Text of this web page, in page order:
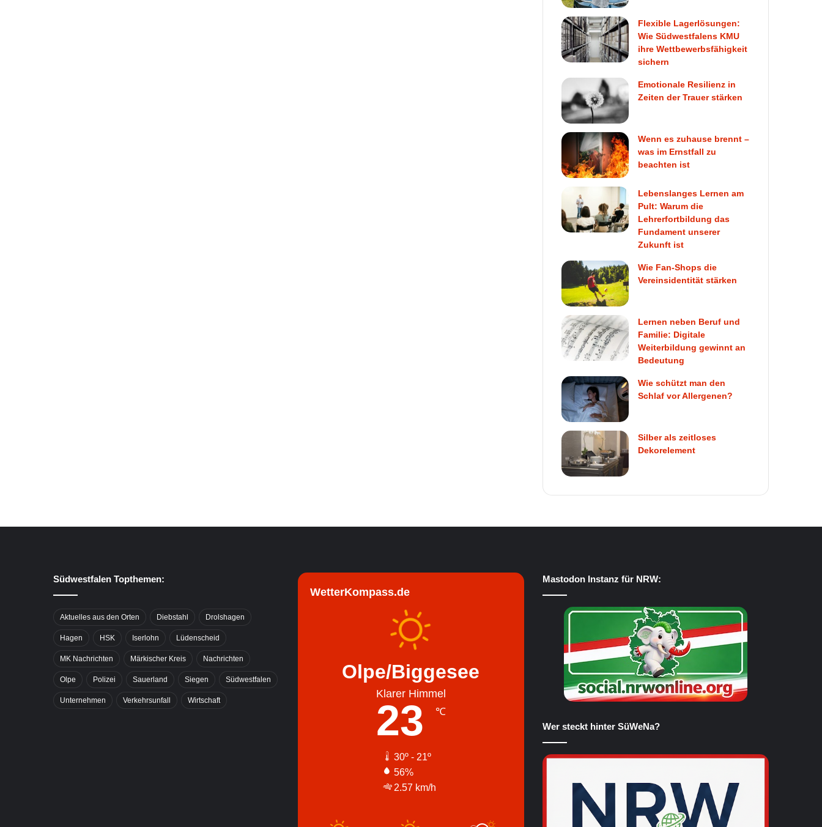
Flexible Lagerlösungen:
Wie Südwestfalens KMU
ihre Wettbewerbsfähigkeit
sichern
Emotionale Resilienz in
Zeiten der Trauer stärken
Wenn es zuhause brennt –
was im Ernstfall zu
beachten ist
Lebenslanges Lernen am
Pult: Warum die
Lehrerfortbildung das
Fundament unserer
Zukunft ist
Wie Fan-Shops die
Vereinsidentität stärken
Lernen neben Beruf und
Familie: Digitale
Weiterbildung gewinnt an
Bedeutung
Wie schützt man den
Schlaf vor Allergenen?
Silber als zeitloses
Dekorelement
Südwestfalen Topthemen:
Aktuelles aus den Orten Diebstahl Drolshagen
Hagen HSK Iserlohn Lüdenscheid
MK Nachrichten Märkischer Kreis Nachrichten
Olpe Polizei Sauerland Siegen Südwestfalen
Unternehmen Verkehrsunfall Wirtschaft
WetterKompass.de
Olpe/Biggesee
Klarer Himmel
23 ℃
30º - 21º
56%
2.57 km/h
Mastodon Instanz für NRW:
Wer steckt hinter SüWeNa?